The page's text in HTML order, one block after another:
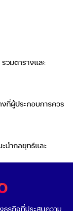
วมตารางและ
งที่ผู้ประกอบการควร
นำกลยุทธ์และ
การเข้าสู่ตลาดต่าง